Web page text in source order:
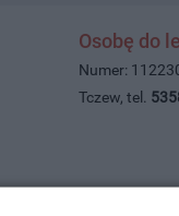
Osobę do
Numer:
Tczew, tel.